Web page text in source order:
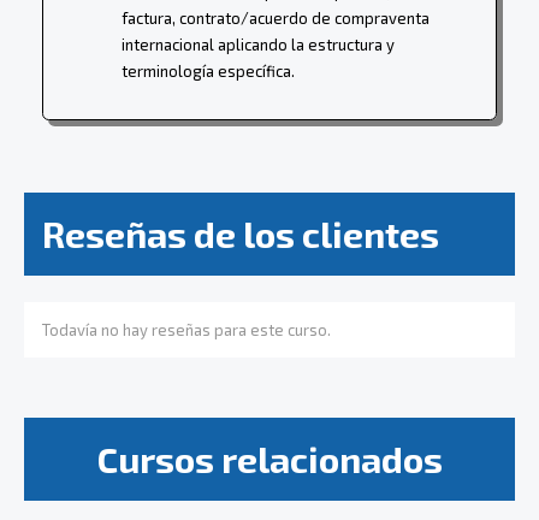
factura, contrato/acuerdo de compraventa
internacional aplicando la estructura y
terminología específica.
Reseñas de los clientes
Todavía no hay reseñas para este curso.
Cursos relacionados